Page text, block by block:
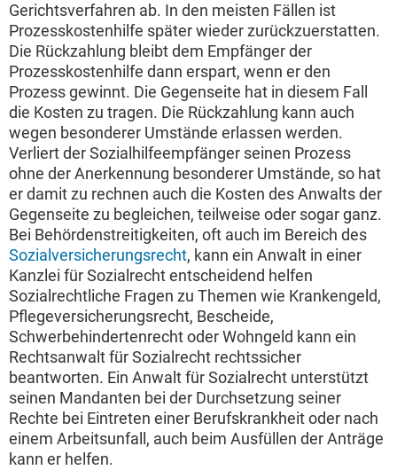
Gerichtsverfahren ab. In den meisten Fällen ist
Prozesskostenhilfe später wieder zurückzuerstatten.
Die Rückzahlung bleibt dem Empfänger der
Prozesskostenhilfe dann erspart, wenn er den
Prozess gewinnt. Die Gegenseite hat in diesem Fall
die Kosten zu tragen. Die Rückzahlung kann auch
wegen besonderer Umstände erlassen werden.
Verliert der Sozialhilfeempfänger seinen Prozess
ohne der Anerkennung besonderer Umstände, so hat
er damit zu rechnen auch die Kosten des Anwalts der
Gegenseite zu begleichen, teilweise oder sogar ganz.
Bei Behördenstreitigkeiten, oft auch im Bereich des
Sozialversicherungsrecht, kann ein Anwalt in einer
Kanzlei für Sozialrecht entscheidend helfen
Sozialrechtliche Fragen zu Themen wie Krankengeld,
Pflegeversicherungsrecht, Bescheide,
Schwerbehindertenrecht oder Wohngeld kann ein
Rechtsanwalt für Sozialrecht rechtssicher
beantworten. Ein Anwalt für Sozialrecht unterstützt
seinen Mandanten bei der Durchsetzung seiner
Rechte bei Eintreten einer Berufskrankheit oder nach
einem Arbeitsunfall, auch beim Ausfüllen der Anträge
kann er helfen.